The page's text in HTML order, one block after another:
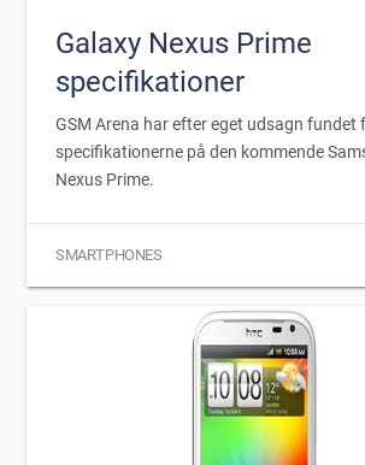
Galaxy Nexus Prime
specifikationer
GSM Arena har efter eget udsagn fundet
specifikationerne på den kommende
Nexus Prime.
SMARTPHONES